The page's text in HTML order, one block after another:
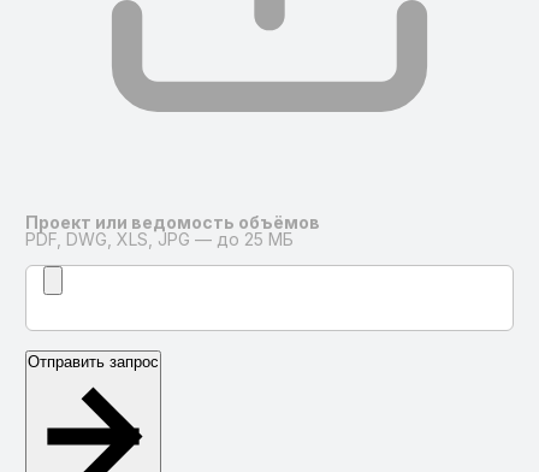
Проект или ведомость объёмов
PDF, DWG, XLS, JPG — до 25 МБ
Отправить запрос